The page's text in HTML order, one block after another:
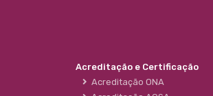
Acreditação e Certificação
Acreditação ONA